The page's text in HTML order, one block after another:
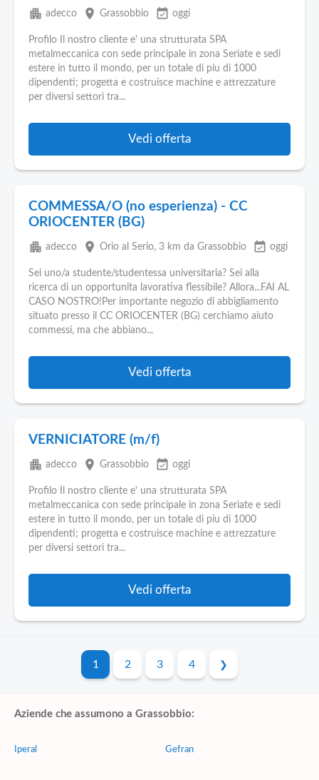
apartment adecco place Grassobbio event_available oggi
Profilo Il nostro cliente e' una strutturata SPA
metalmeccanica con sede principale in zona Seriate e sedi
estere in tutto il mondo, per un totale di piu di 1000
dipendenti; progetta e costruisce machine e attrezzature
per diversi settori tra...
Vedi offerta
COMMESSA/O (no esperienza) - CC
ORIOCENTER (BG)
apartment adecco place Orio al Serio, 3 km da Grassobbio event_available oggi
Sei uno/a studente/studentessa universitaria? Sei alla
ricerca di un opportunita lavorativa flessibile? Allora...FAI AL
CASO NOSTRO!Per importante negozio di abbigliamento
situato presso il CC ORIOCENTER (BG) cerchiamo aiuto
commessi, ma che abbiano...
Vedi offerta
VERNICIATORE (m/f)
apartment adecco place Grassobbio event_available oggi
Profilo Il nostro cliente e' una strutturata SPA
metalmeccanica con sede principale in zona Seriate e sedi
estere in tutto il mondo, per un totale di piu di 1000
dipendenti; progetta e costruisce machine e attrezzature
per diversi settori tra...
Vedi offerta
1 2 3 4
Aziende che assumono a Grassobbio:
Iperal Gefran